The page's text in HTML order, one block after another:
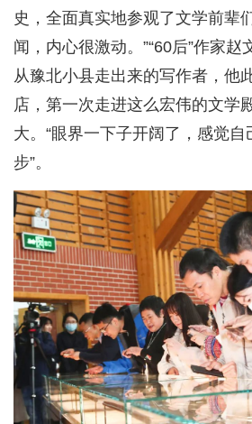
史，全面真实地参观了文学前辈
闻，内心很激动。”“60后”作家
从豫北小县走出来的写作者，他
店，第一次走进这么宏伟的文学
大。“眼界一下子开阔了，感觉
步”。